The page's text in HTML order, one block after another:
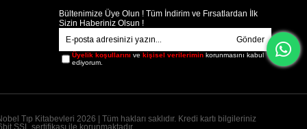
Bültenimize Üye Olun ! Tüm İndirim ve Fırsatlardan İlk
Sizin Haberiniz Olsun !
Gönder
Üyelik koşullarını ve kişisel verileriminkorunmasını kabul
ediyorum.
Tıp Kitabevleri 2026 | Tüm hakları saklıdır. Kredi kartı bilgileriniz
SSL sertifikası ile korunmaktadır.